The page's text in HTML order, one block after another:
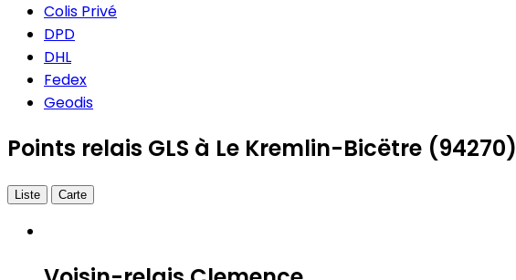
Colis Privé
DPD
DHL
Fedex
Geodis
Points relais GLS à Le Kremlin-Bicëtre (94270)
Liste Carte